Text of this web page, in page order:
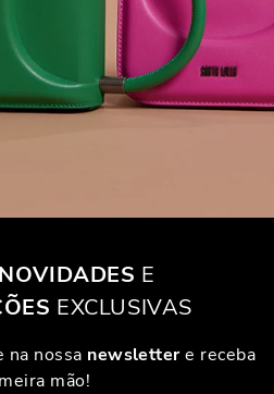
NOVIDADES E
EXCLUSIVAS
na nossa newslettere receba
mão!